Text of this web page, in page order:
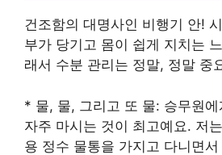
건조함의 대명사인 비행기 안!
부가 당기고 몸이 쉽게 지치는
래서 수분 관리는 정말, 정말 중
* 물, 물, 그리고 또 물: 승무원
자주 마시는 것이 최고예요. 저
용 정수 물통을 가지고 다니면